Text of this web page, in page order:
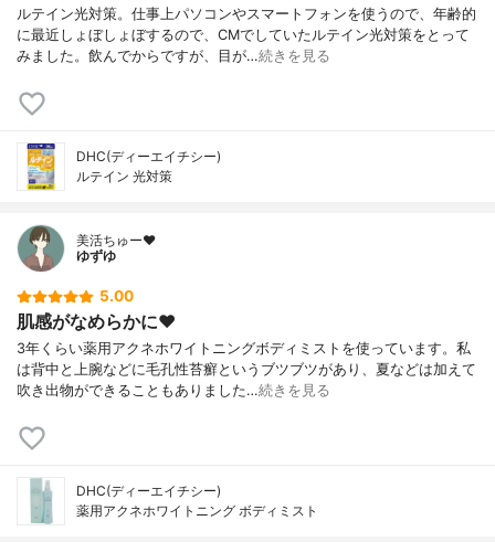
ルテイン光対策。仕事上パソコンやスマートフォンを使うので、年齢的
に最近しょぼしょぼするので、CMでしていたルテイン光対策をとって
みました。飲んでからですが、目が…続きを見る
DHC(ディーエイチシー)
ルテイン 光対策
美活ちゅー❤️
ゆずゆ
5.00
肌感がなめらかに❤️
3年くらい薬用アクネホワイトニングボディミストを使っています。私
は背中と上腕などに毛孔性苔癬というブツブツがあり、夏などは加えて
吹き出物ができることもありました…続きを見る
DHC(ディーエイチシー)
薬用アクネホワイトニング ボディミスト